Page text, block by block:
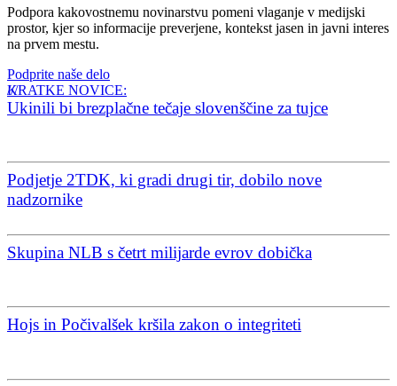
Podpora kakovostnemu novinarstvu pomeni vlaganje v medijski
prostor, kjer so informacije preverjene, kontekst jasen in javni interes
na prvem mestu.
Podprite naše delo
KRATKE NOVICE:
Ukinili bi brezplačne tečaje slovenščine za tujce
Podjetje 2TDK, ki gradi drugi tir, dobilo nove
nadzornike
Skupina NLB s četrt milijarde evrov dobička
Hojs in Počivalšek kršila zakon o integriteti